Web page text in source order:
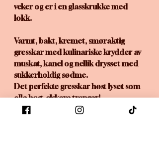
veker og er i en glasskrukke med
lokk.
Varmt, bakt, kremet, smøraktig
gresskar med kulinariske krydder av
muskat, kanel og nellik drysset med
sukkerholdig sødme.
Det perfekte gresskar høst lyset som
alle høst-elskere trenger!